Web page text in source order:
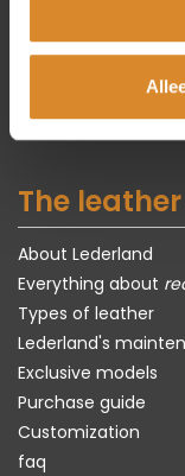
Tables
Carpets
Showroom models
The
About Lederland
Everything about
Types of leather
Lederland's
Exclusive models
Purchase guide
Customization
faq